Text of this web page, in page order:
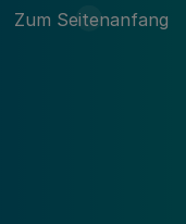
Zum Seitenanfang